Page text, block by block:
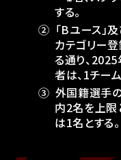
する。
② 「Bユース」
カテゴリー
る通り、
者は、1チー
③ 外国籍選手
内2名を上限
は1名とする。